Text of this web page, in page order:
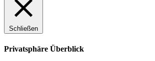
Schließen
Privatsphäre Überblick